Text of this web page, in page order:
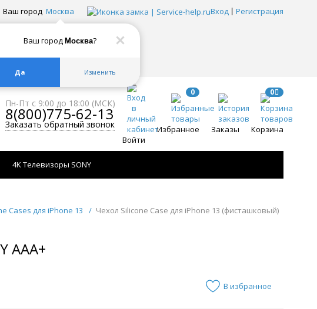
Ваш город Москва?
Да Изменить
Ваш город Москва Вход Регистрация
Пн-Пт с 9:00 до 18:00 (МСК)
8(800)775-62-13
Заказать обратный звонок
Войти
0
Избранное Заказы
0
Корзина
4K Телевизоры SONY
Cases для iPhone 13 / Чехол Silicone Case для iPhone 13 (фисташковый)
AAA+
В избранное